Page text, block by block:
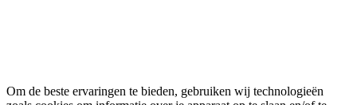
Om de beste ervaringen te bieden, gebruiken wij technologieën